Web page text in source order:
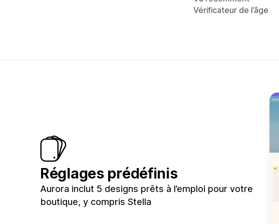
Vérificateur de l’âge
Réglages prédéfinis
Aurora inclut 5 designs prêts à l’emploi pour votre
boutique, y compris Stella